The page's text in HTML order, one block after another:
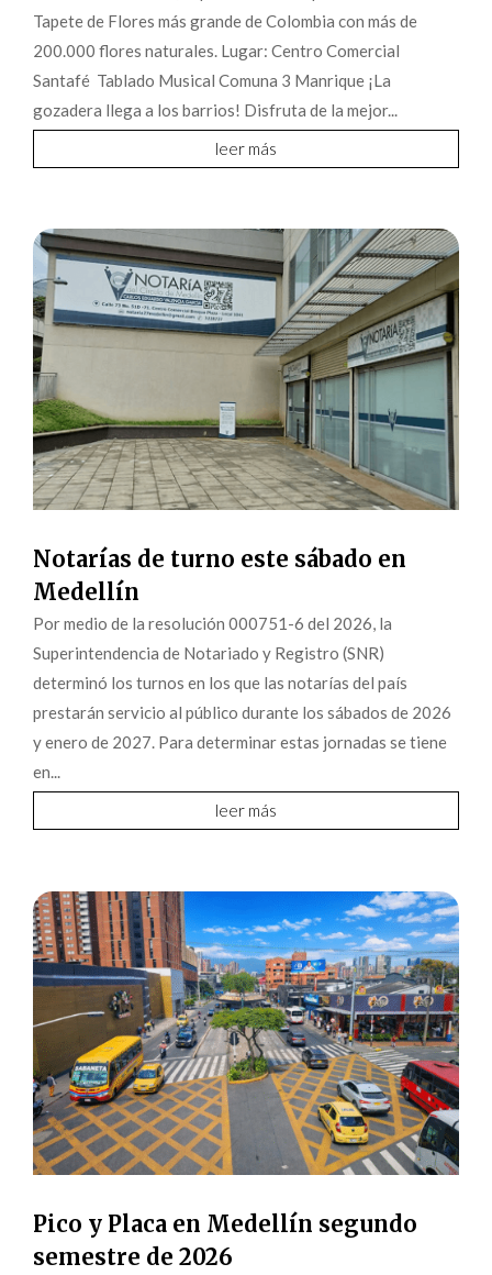
Tapete de Flores más grande de Colombia con más de
200.000 flores naturales. Lugar: Centro Comercial
Santafé Tablado Musical Comuna 3 Manrique ¡La
gozadera llega a los barrios! Disfruta de la mejor...
leer más
Notarías de turno este sábado en
Medellín
Por medio de la resolución 000751-6 del 2026, la
Superintendencia de Notariado y Registro (SNR)
determinó los turnos en los que las notarías del país
prestarán servicio al público durante los sábados de 2026
y enero de 2027. Para determinar estas jornadas se tiene
en...
leer más
Pico y Placa en Medellín segundo
semestre de 2026